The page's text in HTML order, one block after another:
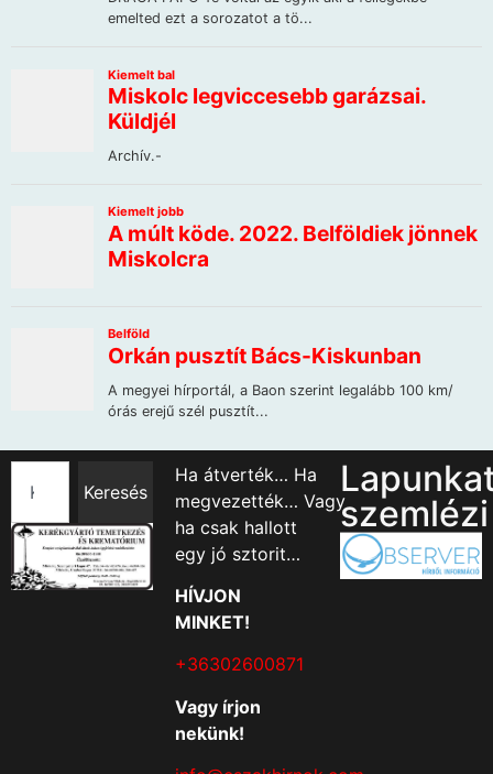
Keresés
Ha átverték… Ha
megvezették… Vagy
ha csak hallott
egy jó sztorit…
HÍVJON
MINKET!
+36302600871
Vagy írjon
nekünk!
szemlézi